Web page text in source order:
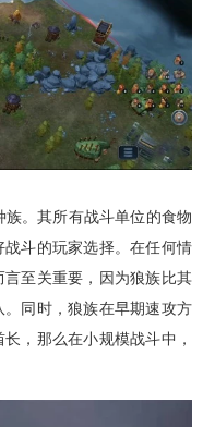
。其所有战斗单位的食物
斗的玩家选择。在任何情
至关重要，因为狼族比其
同时，狼族在早期速攻方
，那么在小规模战斗中，